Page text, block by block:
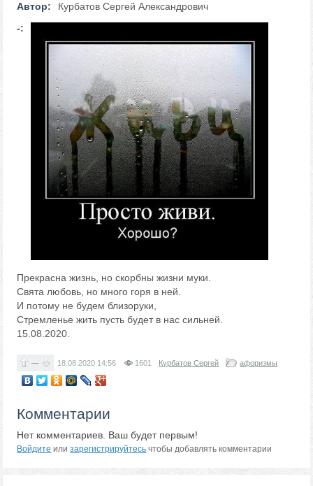
Автор:
Курбатов Сергей Александрович
-:
Прекрасна жизнь, но скорбны жизни муки.
Свята любовь, но много горя в ней.
И потому не будем близоруки,
Стремленье жить пусть будет в нас сильней.
15.08.2020.
— 18.08.2020 14:56 1601 Курбатов Сергей афоризмы
Комментарии
Нет комментариев. Ваш будет первым!
Войдите илизарегистрируйтесь чтобы добавлять комментарии